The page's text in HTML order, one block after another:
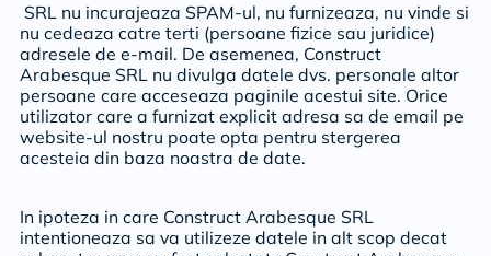
SRL nu incurajeaza SPAM-ul, nu furnizeaza, nu vinde si
nu cedeaza catre terti (persoane fizice sau juridice)
adresele de e-mail. De asemenea, Construct
Arabesque SRL nu divulga datele dvs. personale altor
persoane care acceseaza paginile acestui site. Orice
utilizator care a furnizat explicit adresa sa de email pe
website-ul nostru poate opta pentru stergerea
acesteia din baza noastra de date.
In ipoteza in care Construct Arabesque SRL
intentioneaza sa va utilizeze datele in alt scop decat